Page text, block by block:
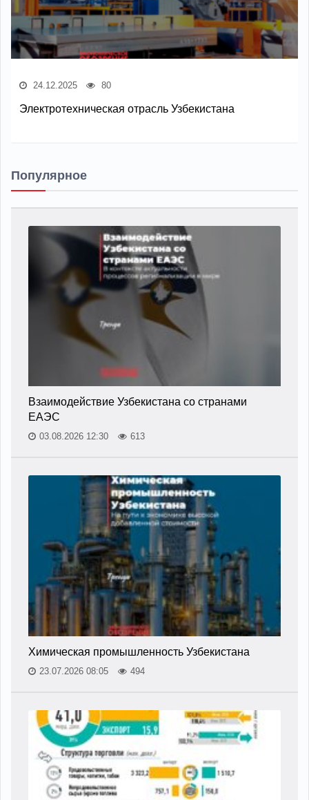
24.12.2025 80
Электротехническая отрасль Узбекистана
Популярное
Взаимодействие Узбекистана со странами
ЕАЭС
03.08.2026 12:30 613
Химическая промышленность Узбекистана
23.07.2026 08:05 494